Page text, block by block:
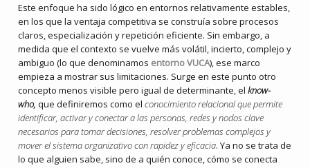
Este enfoque ha sido lógico en entornos relativamente estables,
en los que la ventaja competitiva se construía sobre procesos
claros, especialización y repetición eficiente. Sin embargo, a
medida que el contexto se vuelve más volátil, incierto, complejo y
ambiguo (lo que denominamos entorno VUCA), ese marco
empieza a mostrar sus limitaciones. Surge en este punto otro
concepto menos visible pero igual de determinante, elknow-
who, que definiremos como elconocimiento relacional que permite
identificar, activar y conectar a las personas, redes y nodos clave
necesarios para tomar decisiones, resolver problemas complejos y
mover el sistema organizativo con rapidez y eficacia. Ya no se trata de
lo que alguien sabe, sino de a quién conoce, cómo se conecta